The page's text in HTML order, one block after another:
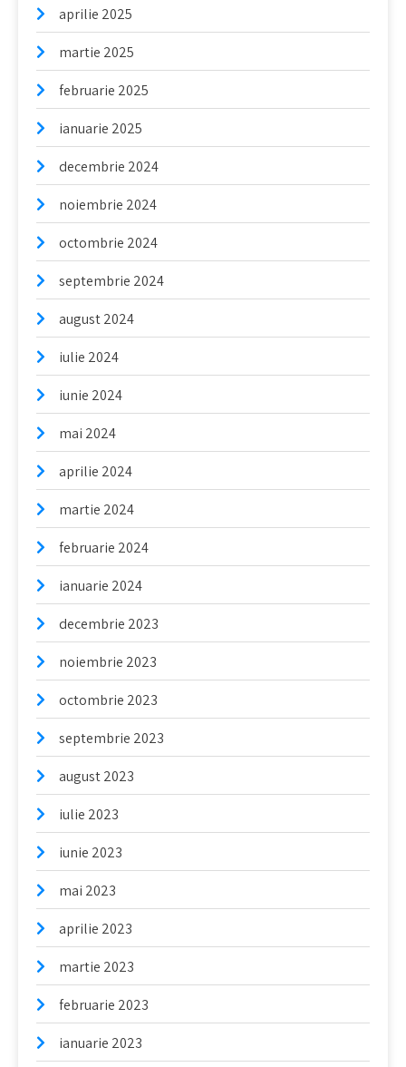
aprilie 2025
martie 2025
februarie 2025
ianuarie 2025
decembrie 2024
noiembrie 2024
octombrie 2024
septembrie 2024
august 2024
iulie 2024
iunie 2024
mai 2024
aprilie 2024
martie 2024
februarie 2024
ianuarie 2024
decembrie 2023
noiembrie 2023
octombrie 2023
septembrie 2023
august 2023
iulie 2023
iunie 2023
mai 2023
aprilie 2023
martie 2023
februarie 2023
ianuarie 2023